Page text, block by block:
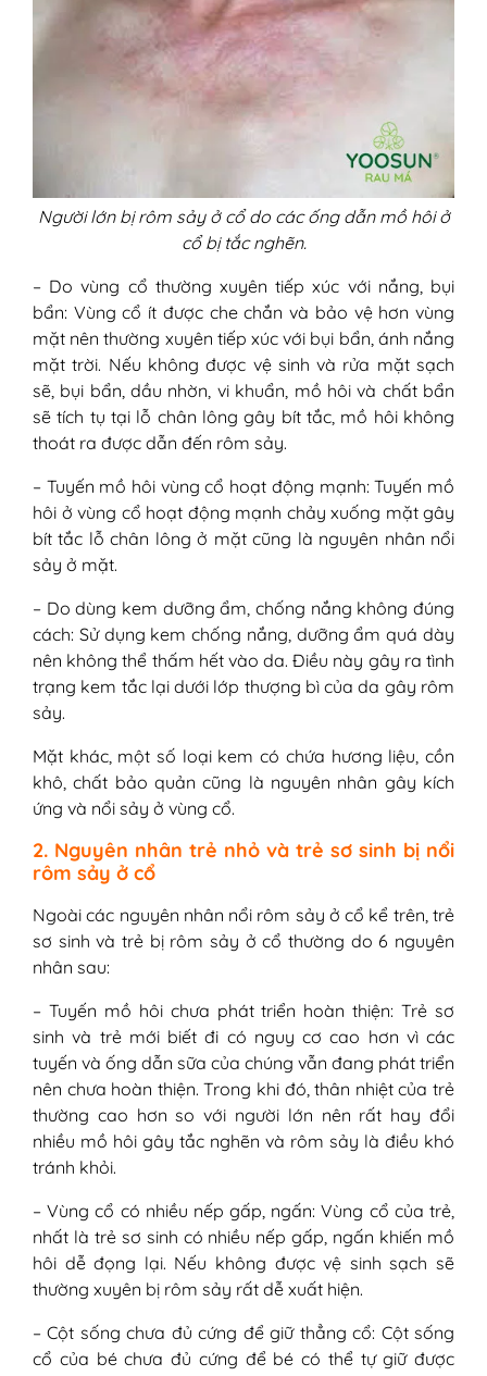
Người lớn bị rôm sảy ở cổ do các ống dẫn mồ hôi ở
cổ bị tắc nghẽn.
– Do vùng cổ thường xuyên tiếp xúc với nắng, bụi
bẩn: Vùng cổ ít được che chắn và bảo vệ hơn vùng
mặt nên thường xuyên tiếp xúc với bụi bẩn, ánh nắng
mặt trời. Nếu không được vệ sinh và rửa mặt sạch
sẽ, bụi bẩn, dầu nhờn, vi khuẩn, mồ hôi và chất bẩn
sẽ tích tụ tại lỗ chân lông gây bít tắc, mồ hôi không
thoát ra được dẫn đến rôm sảy.
– Tuyến mồ hôi vùng cổ hoạt động mạnh: Tuyến mồ
hôi ở vùng cổ hoạt động mạnh chảy xuống mặt gây
bít tắc lỗ chân lông ở mặt cũng là nguyên nhân nổi
sảy ở mặt.
– Do dùng kem dưỡng ẩm, chống nắng không đúng
cách: Sử dụng kem chống nắng, dưỡng ẩm quá dày
nên không thể thấm hết vào da. Điều này gây ra tình
trạng kem tắc lại dưới lớp thượng bì của da gây rôm
sảy.
Mặt khác, một số loại kem có chứa hương liệu, cồn
khô, chất bảo quản cũng là nguyên nhân gây kích
ứng và nổi sảy ở vùng cổ.
2. Nguyên nhân trẻ nhỏ và trẻ sơ sinh bị nổi
rôm sảy ở cổ
Ngoài các nguyên nhân nổi rôm sảy ở cổ kể trên, trẻ
sơ sinh và trẻ bị rôm sảy ở cổ thường do 6 nguyên
nhân sau:
– Tuyến mồ hôi chưa phát triển hoàn thiện: Trẻ sơ
sinh và trẻ mới biết đi có nguy cơ cao hơn vì các
tuyến và ống dẫn sữa của chúng vẫn đang phát triển
nên chưa hoàn thiện. Trong khi đó, thân nhiệt của trẻ
thường cao hơn so với người lớn nên rất hay đổi
nhiều mồ hôi gây tắc nghẽn và rôm sảy là điều khó
tránh khỏi.
– Vùng cổ có nhiều nếp gấp, ngấn: Vùng cổ của trẻ,
nhất là trẻ sơ sinh có nhiều nếp gấp, ngấn khiến mồ
hôi dễ đọng lại. Nếu không được vệ sinh sạch sẽ
thường xuyên bị rôm sảy rất dễ xuất hiện.
– Cột sống chưa đủ cứng để giữ thẳng cổ: Cột sống
cổ của bé chưa đủ cứng để bé có thể tự giữ được